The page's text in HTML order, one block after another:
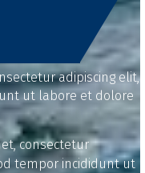
adipiscing elit,
ut labore et dolore
consectetur
tempor incididunt ut